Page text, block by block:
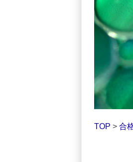
TOP > 合